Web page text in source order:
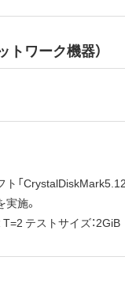
トワーク機器）
「
施。
テストサイズ：2GiB